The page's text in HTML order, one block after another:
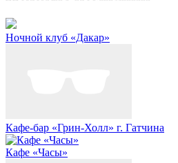
Ночной клуб «Дакар»
Кафе-бар «Грин-Холл» г. Гатчина
Кафе «Часы»